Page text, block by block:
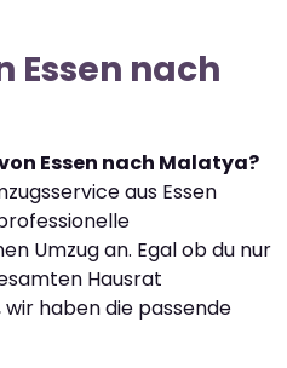
Essen nach
Essen nach Malatya?
aus Essen
Umzug an. Egal ob du nur
Hausrat
haben die passende